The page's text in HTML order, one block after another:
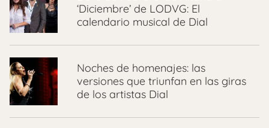
‘Diciembre’ de LODVG: El
calendario musical de Dial
Noches de homenajes: las
versiones que triunfan en las giras
de los artistas Dial